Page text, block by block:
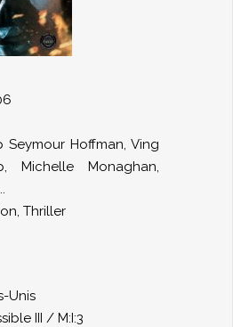
Seymour Hoffman,Ving
, Michelle Monaghan,
, Thriller
Unis
III / M:I:3